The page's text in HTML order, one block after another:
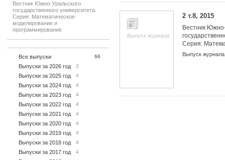
Вестник Южно-Уральского
государственного университета.
Серия: Математическое
моделирование и
программирование
Все выпуски 66
Выпуски за 2026 год 2
Выпуски за 2025 год 4
Выпуски за 2024 год 4
Выпуски за 2023 год 4
Выпуски за 2022 год 4
Выпуски за 2021 год 4
Выпуски за 2020 год 4
Выпуски за 2019 год 4
Выпуски за 2018 год 4
Выпуски за 2017 год 4
Выпуск журнала
2 т.8, 2015
Вестник
Серия:
Выпуск журнала